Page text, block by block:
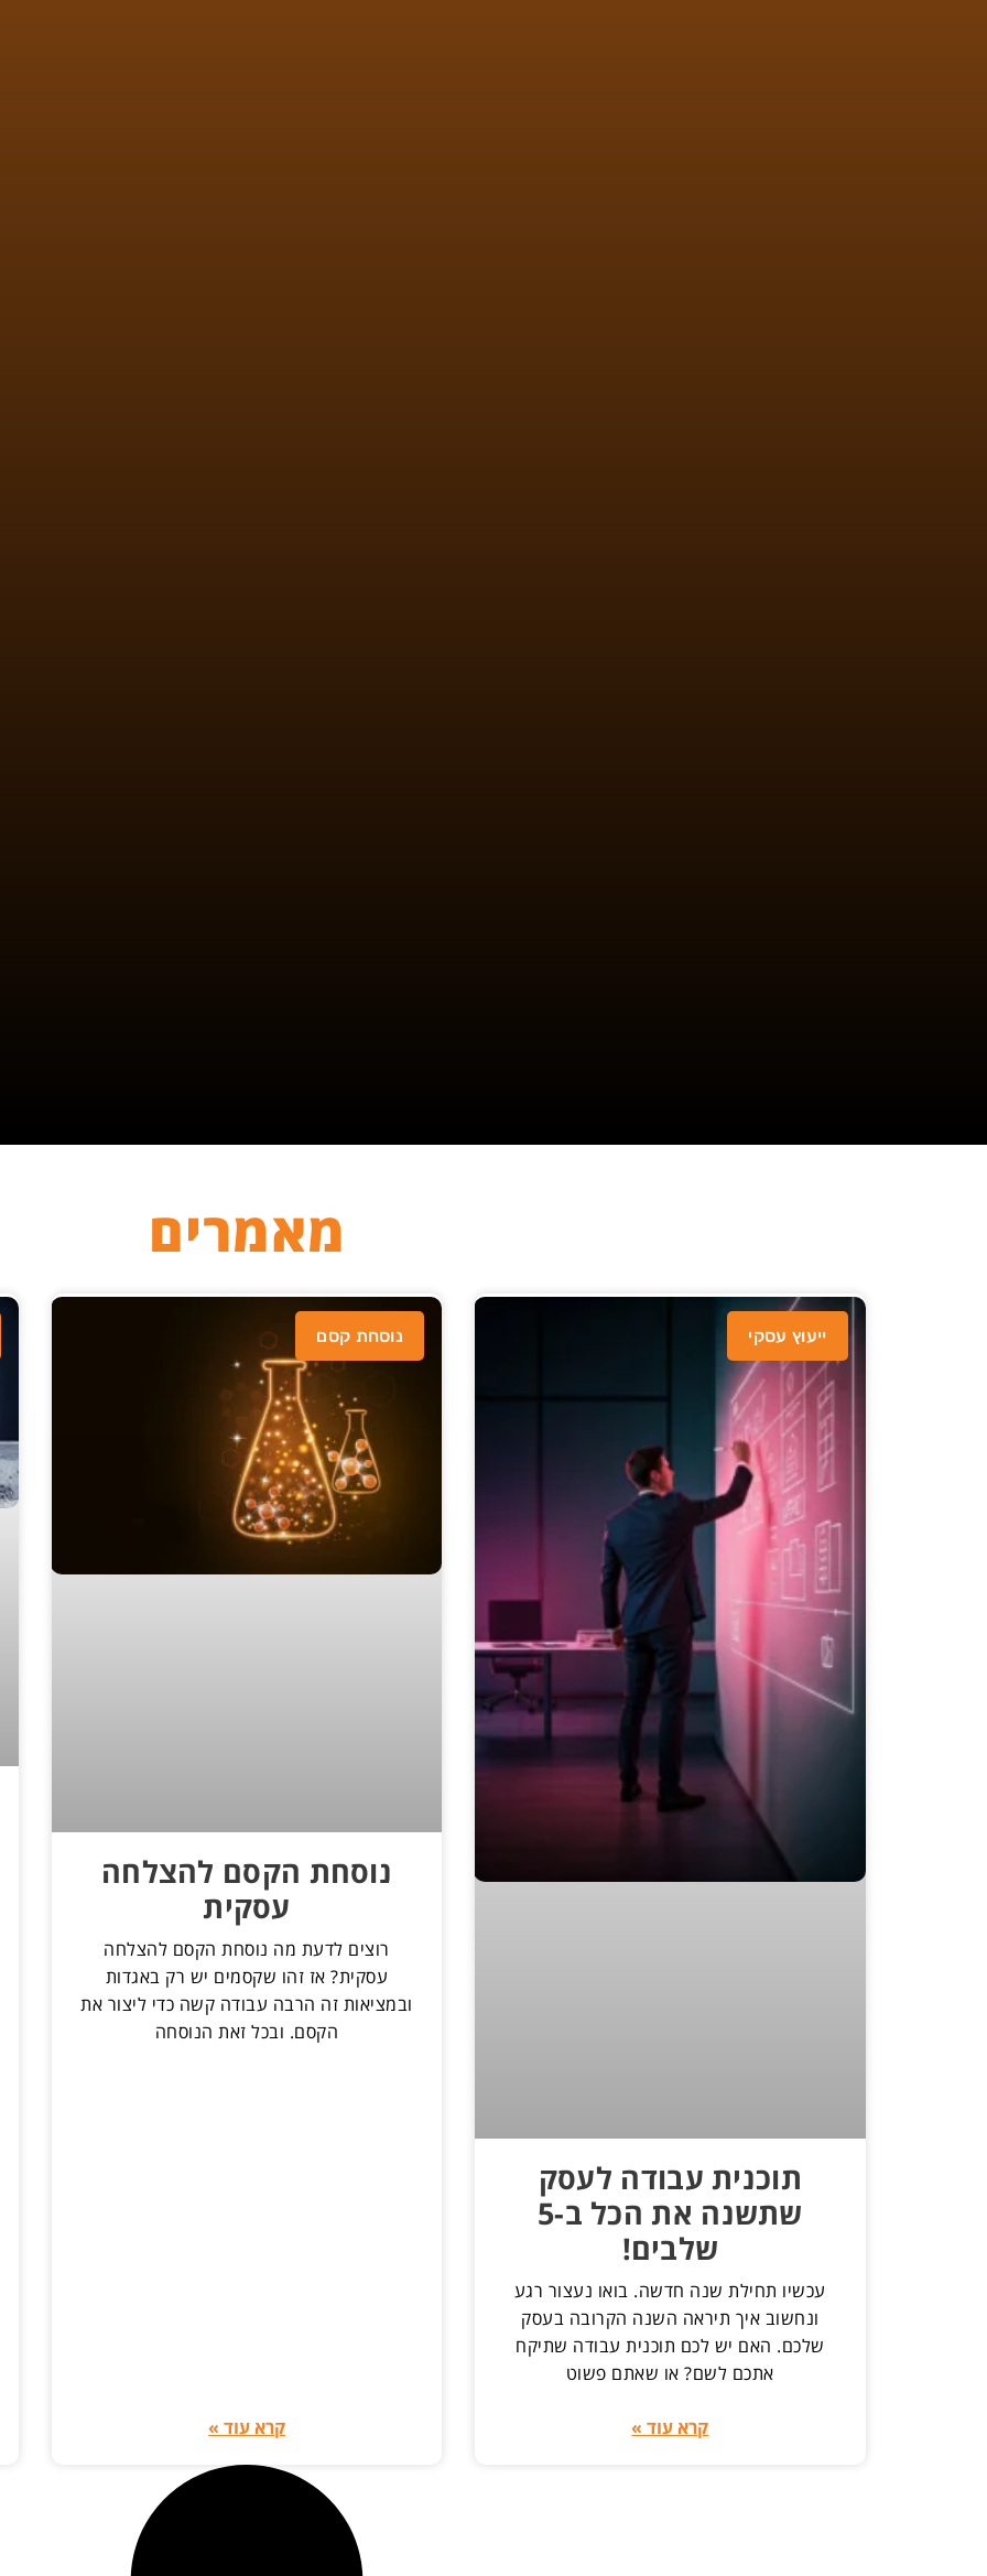
מאמרים
ייעוץ עסקי
תוכנית עבודה לעסק
שתשנה את הכל ב-5
שלבים!
עכשיו תחילת שנה חדשה. בואו נעצור רגע
ונחשוב איך תיראה השנה הקרובה בעסק
שלכם. האם יש לכם תוכנית עבודה שתיקח
אתכם לשם? או שאתם פשוט
קרא עוד »
נוסחת קסם
נוסחת הקסם להצלחה
עסקית
רוצים לדעת מה נוסחת הקסם להצלחה
עסקית? אז זהו שקסמים יש רק באגדות
ובמציאות זה הרבה עבודה קשה כדי ליצור את
הקסם. ובכל זאת הנוסחה
קרא עוד »